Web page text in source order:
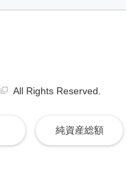
All Rights Reserved.
純資産総額